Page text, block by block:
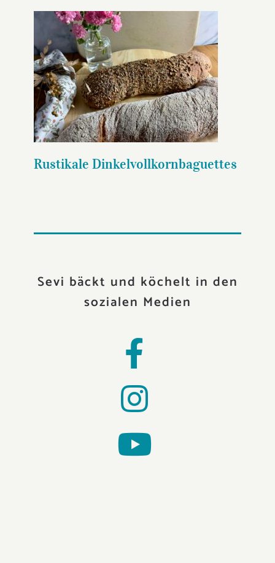
Rustikale
Dinkelvollkornbaguettes
Rustikale Dinkelvollkornbaguettes
Sevi bäckt und köchelt in den
sozialen Medien